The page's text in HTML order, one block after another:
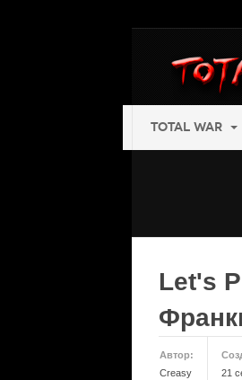
TOTAL WAR
Let's
Автор:
Creasy
21